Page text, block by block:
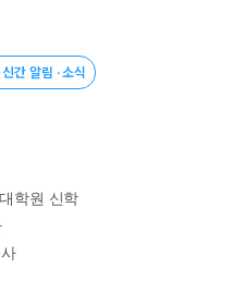
에게 깊은 의미와 안정과 만
발이다. 하나님이 자기 백성
라디아서를 통해 우리를 다
이 우리 심령 속에 폭발해 온
록 초대한다.
간 알림 · 소식
학원 신학